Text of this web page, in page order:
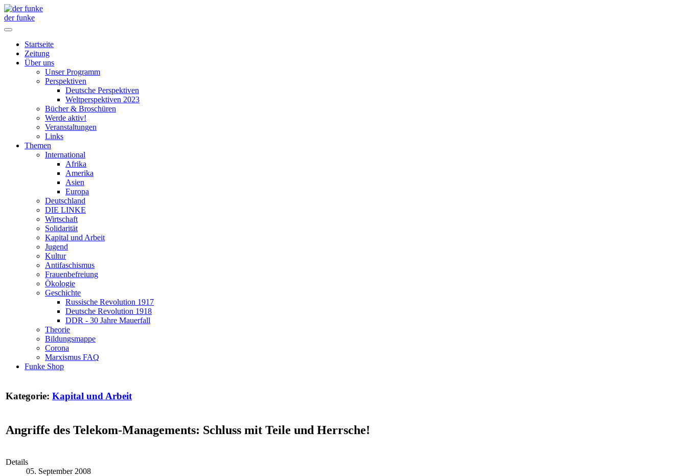
der funke
Startseite
Zeitung
Über uns
Unser Programm
Perspektiven
Deutsche Perspektiven
Weltperspektiven 2023
Bücher & Broschüren
Werde aktiv!
Veranstaltungen
Links
Themen
International
Afrika
Amerika
Asien
Europa
Deutschland
DIE LINKE
Wirtschaft
Solidarität
Kapital und Arbeit
Jugend
Kultur
Antifaschismus
Frauenbefreiung
Ökologie
Geschichte
Russische Revolution 1917
Deutsche Revolution 1918
DDR - 30 Jahre Mauerfall
Theorie
Bildungsmappe
Corona
Marxismus FAQ
Funke Shop
Kategorie: Kapital und Arbeit
Angriffe des Telekom-Managements: Schluss mit Teile und Herrsche!
Details
05. September 2008